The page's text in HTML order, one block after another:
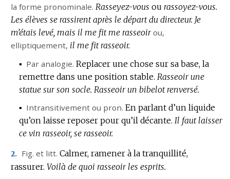
la forme pronominale. Rasseyez-vous ou rassoyez-vous.
Les élèves se rassirent après le départ du directeur. Je
m’étais levé, mais il me fit me rasseoir ou,
elliptiquement, il me fit rasseoir.
▪ Par analogie. Replacer une chose sur sa base, la
remettre dans une position stable. Rasseoir une
statue sur son socle. Rasseoir un bibelot renversé.
▪ Intransitivementou pron. En parlant d’un liquide
qu’on laisse reposer pour qu’il décante. Il faut laisser
ce vin rasseoir, se rasseoir.
2. Fig. et litt. Calmer, ramener à la tranquillité,
rassurer. Voilà de quoi rasseoir les esprits.